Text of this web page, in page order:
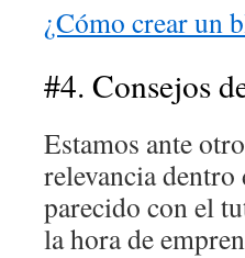
¿Cómo crear un
#4. Consejos
Estamos ante
relevancia dentro
parecido con el
la hora de